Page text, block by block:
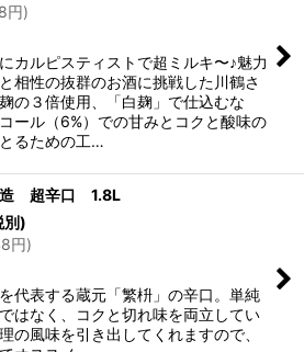
円)
カルピスティストで超ミルキ〜♪魅力
相性の抜群のお酒に挑戦した川鶴さ
の３倍使用、「白麹」で仕込むな
ール（6%）での甘みとコクと酸味の
るための工…
超辛口 1.8L
別)
円)
代表する蔵元「繁枡」の辛口。単純
はなく、コクと切れ味を両立してい
の風味を引き出してくれますので、